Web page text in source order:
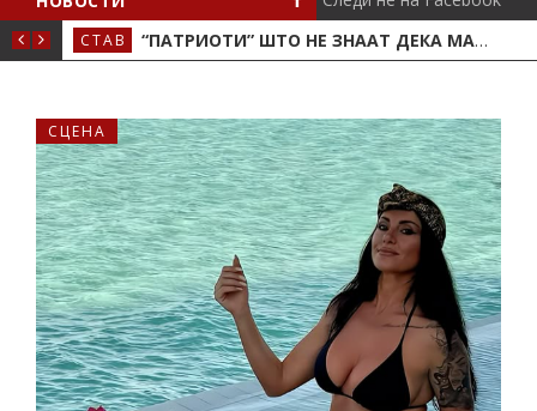
ПАЛАНКА
СТАВ “ПАТРИОТИ” ШТО НЕ ЗНААТ ДЕКА МАКЕДОНСКОТО ЗНАМЕ ИМА 8 СОНЧЕВИ ЗРАЦИ
СЦЕНА